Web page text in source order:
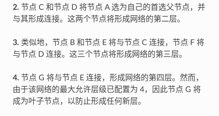
2. 节点 C 和节点 D 将节点 A 选为自己的首选父节点，并
与其形成连接。这两个节点将形成网络的第二层。
3. 类似地，节点 B 和节点 E 将与节点 C 连接，节点 F 将
与节点 D 连接。这三个节点将形成网络的第三层。
4. 节点 G 将与节点 E 连接，形成网络的第四层。然而，
由于该网络的最大允许层级已配置为 4，因此节点 G 将
成为叶子节点，以防止形成任何新层。